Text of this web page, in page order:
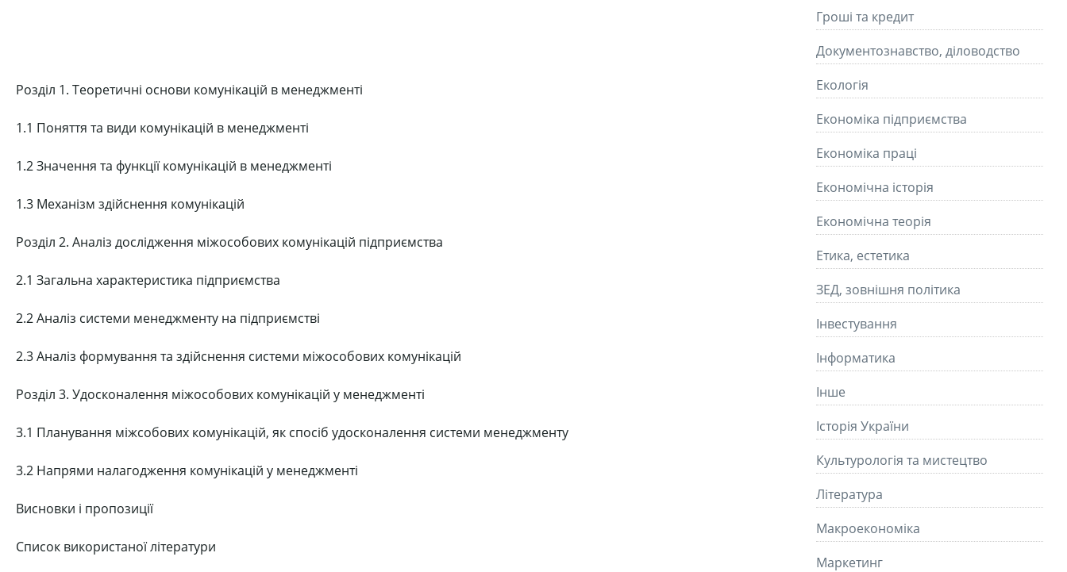
Розділ 1. Теоретичні основи комунікацій в менеджменті
1.1 Поняття та види комунікацій в менеджменті
1.2 Значення та функції комунікацій в менеджменті
1.3 Механізм здійснення комунікацій
Розділ 2. Аналіз дослідження міжособових комунікацій підприємства
2.1 Загальна характеристика підприємства
2.2 Аналіз системи менеджменту на підприємстві
2.3 Аналіз формування та здійснення системи міжособових комунікацій
Розділ 3. Удосконалення міжособових комунікацій у менеджменті
3.1 Планування міжсобових комунікацій, як спосіб удосконалення системи менеджменту
3.2 Напрями налагодження комунікацій у менеджменті
Висновки і пропозиції
Список використаної літератури
Гроші та кредит
Документознавство, діловодство
Екологія
Економіка підприємства
Економіка праці
Економічна історія
Економічна теорія
Етика, естетика
ЗЕД, зовнішня політика
Інвестування
Інформатика
Інше
Історія України
Культурологія та мистецтво
Літературa
Макроекономіка
Маркетинг